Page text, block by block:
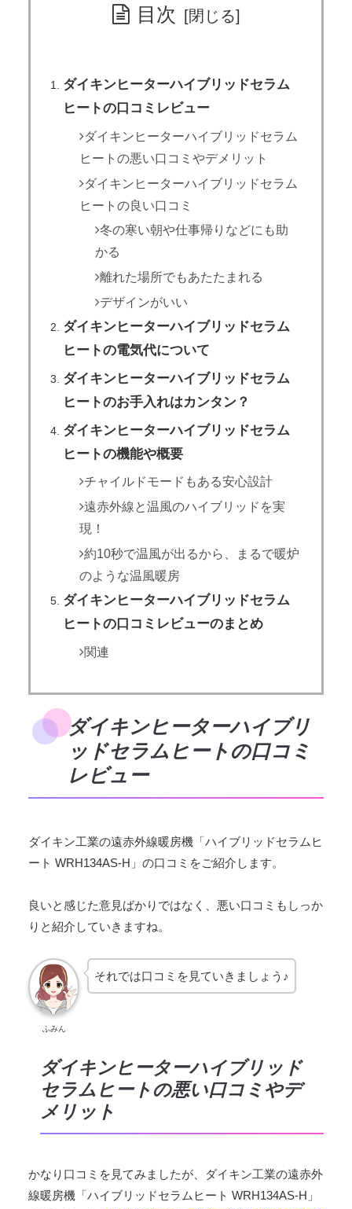
目次
ダイキンヒーターハイブリッドセラム
ヒートの口コミレビュー
ダイキンヒーターハイブリッドセラム
ヒートの悪い口コミやデメリット
ダイキンヒーターハイブリッドセラム
ヒートの良い口コミ
冬の寒い朝や仕事帰りなどにも助
かる
離れた場所でもあたたまれる
デザインがいい
ダイキンヒーターハイブリッドセラム
ヒートの電気代について
ダイキンヒーターハイブリッドセラム
ヒートのお手入れはカンタン？
ダイキンヒーターハイブリッドセラム
ヒートの機能や概要
チャイルドモードもある安心設計
遠赤外線と温風のハイブリッドを実
現！
約10秒で温風が出るから、まるで暖炉
のような温風暖房
ダイキンヒーターハイブリッドセラム
ヒートの口コミレビューのまとめ
関連
ダイキンヒーターハイブリ
ッドセラムヒートの口コミ
レビュー
ダイキン工業の遠赤外線暖房機「ハイブリッドセラムヒ
ート WRH134AS-H」の口コミをご紹介します。
良いと感じた意見ばかりではなく、悪い口コミもしっか
りと紹介していきますね。
ふみん
それでは口コミを見ていきましょう♪
ダイキンヒーターハイブリッド
セラムヒートの悪い口コミやデ
メリット
かなり口コミを見てみましたが、ダイキン工業の遠赤外
線暖房機「ハイブリッドセラムヒート WRH134AS-H」